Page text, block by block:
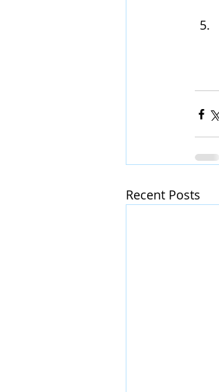
Recent Posts